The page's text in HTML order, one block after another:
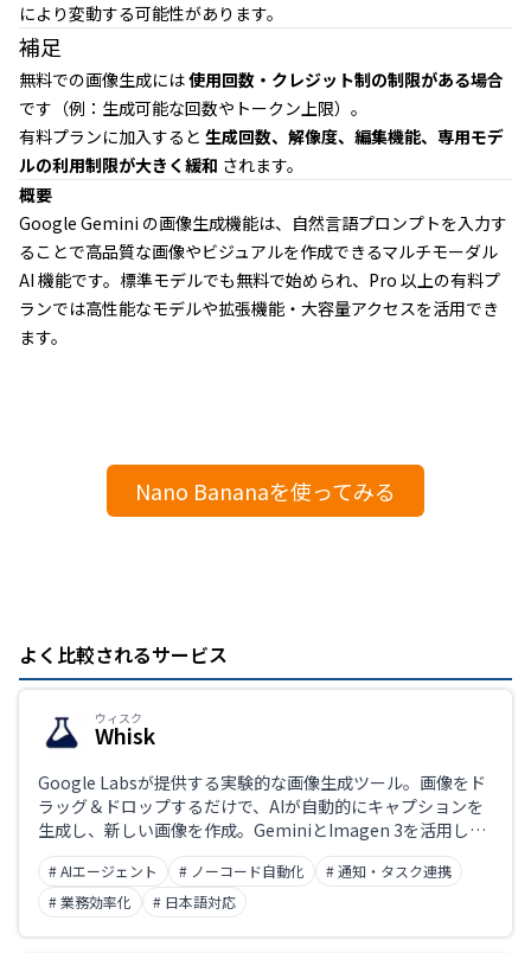
により変動する可能性があります。
補足
無料での画像生成には使用回数・クレジット制の制限がある場合
です（例：生成可能な回数やトークン上限）。
有料プランに加入すると 生成回数、解像度、編集機能、専用モデ
ルの利用制限が大きく緩和 されます。
概要
Google Gemini の画像生成機能は、自然言語プロンプトを入力す
ることで高品質な画像やビジュアルを作成できるマルチモーダル
AI 機能です。標準モデルでも無料で始められ、Pro 以上の有料プ
ランでは高性能なモデルや拡張機能・大容量アクセスを活用でき
ます。
Nano Bananaを使ってみる
よく比較されるサービス
ウィスク
Whisk
Google Labsが提供する実験的な画像生成ツール。画像をド
ラッグ＆ドロップするだけで、AIが自動的にキャプションを
生成し、新しい画像を作成。GeminiとImagen 3を活用し、
迅速なビジュアルアイデアの探索を可能にする。
# AIエージェント # ノーコード自動化
# 通知・タスク連携
# 業務効率化
# 日本語対応